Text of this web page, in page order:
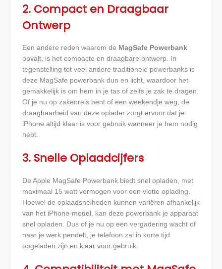
2. Compact en Draagbaar
Ontwerp
Een andere reden waarom de MagSafe Powerbank
opvalt, is het compacte en draagbare ontwerp. In
tegenstelling tot veel andere traditionele powerbanks is
deze MagSafe powerbank dun en licht, waardoor het
gemakkelijk is om hem in je tas of zelfs je zak te dragen.
Of je nu op zakenreis bent of een weekendje weg, de
draagbaarheid van deze oplader zorgt ervoor dat je
iPhone altijd klaar is voor gebruik wanneer je hem nodig
hebt.
3. Snelle Oplaadcijfers
De Apple MagSafe Powerbank biedt snel opladen, met
maximaal 15 watt vermogen voor een vlotte oplading.
Hoewel de oplaadsnelheden kunnen variëren afhankelijk
van het iPhone-model, kan deze powerbank je apparaat
snel opladen. Dus of je nu op een vergadering wacht of
naar je werk pendelt, je telefoon zal in korte tijd
opgeladen zijn en klaar voor gebruik.